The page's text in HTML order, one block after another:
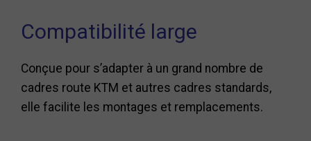
Compatibilité large
Conçue pour s’adapter à un grand nombre de
cadres route KTM et autres cadres standards,
elle facilite les montages et remplacements.